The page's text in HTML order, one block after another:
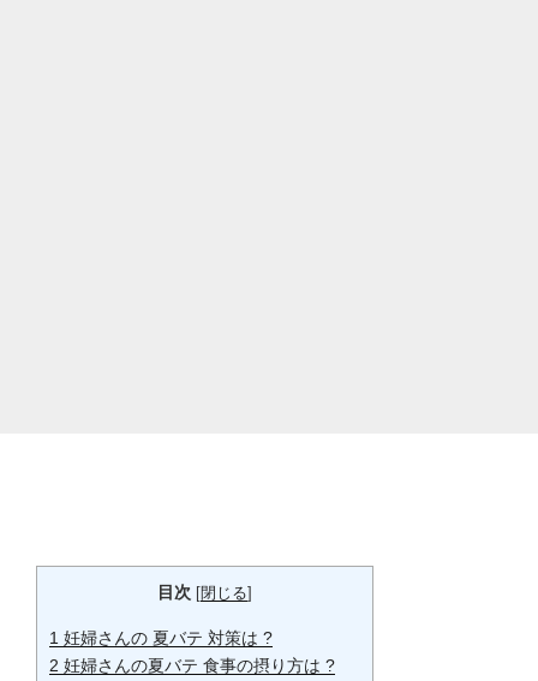
目次 [閉じる]
1 妊婦さんの 夏バテ 対策は ?
2 妊婦さんの夏バテ 食事の摂り方は ?